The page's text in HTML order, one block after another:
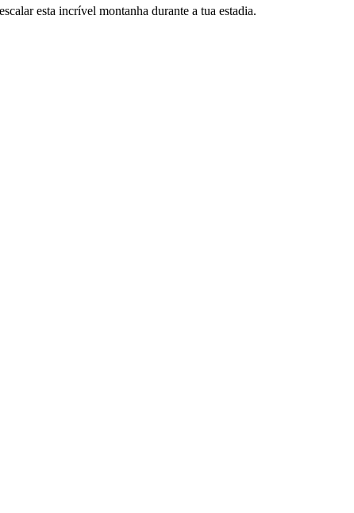
esta incrível montanha durante a tua estadia.